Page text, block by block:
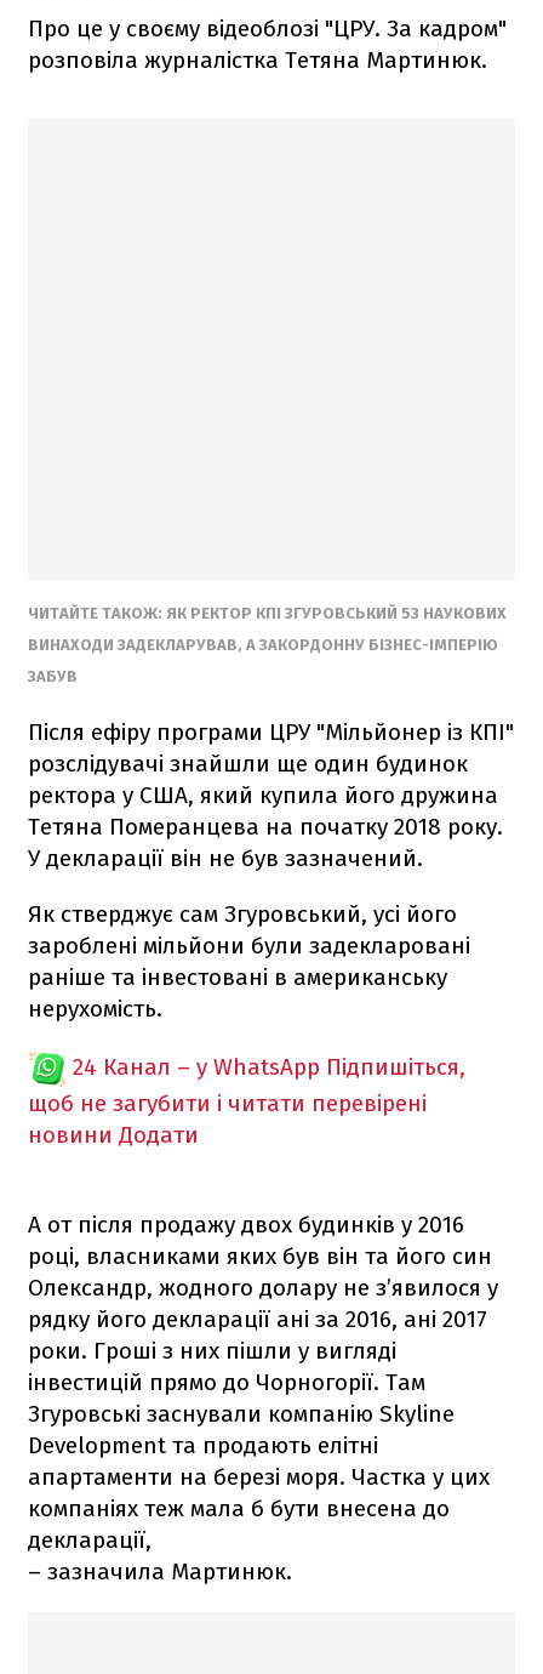
Про це у своєму відеоблозі "ЦРУ. За кадром"
розповіла журналістка Тетяна Мартинюк.
ЧИТАЙТЕ ТАКОЖ: ЯК РЕКТОР КПІ ЗГУРОВСЬКИЙ 53 НАУКОВИХ
ВИНАХОДИ ЗАДЕКЛАРУВАВ, А ЗАКОРДОННУ БІЗНЕС-ІМПЕРІЮ
ЗАБУВ
Після ефіру програми ЦРУ "Мільйонер із КПІ"
розслідувачі знайшли ще один будинок
ректора у США, який купила його дружина
Тетяна Померанцева на початку 2018 року.
У декларації він не був зазначений.
Як стверджує сам Згуровський, усі його
зароблені мільйони були задекларовані
раніше та інвестовані в американську
нерухомість.
24 Канал – у WhatsApp Підпишіться,
щоб не загубити і читати перевірені
новини Додати
А от після продажу двох будинків у 2016
році, власниками яких був він та його син
Олександр, жодного долару не з’явилося у
рядку його декларації ані за 2016, ані 2017
роки. Гроші з них пішли у вигляді
інвестицій прямо до Чорногорії. Там
Згуровські заснували компанію Skyline
Development та продають елітні
апартаменти на березі моря. Частка у цих
компаніях теж мала б бути внесена до
декларації,
– зазначила Мартинюк.